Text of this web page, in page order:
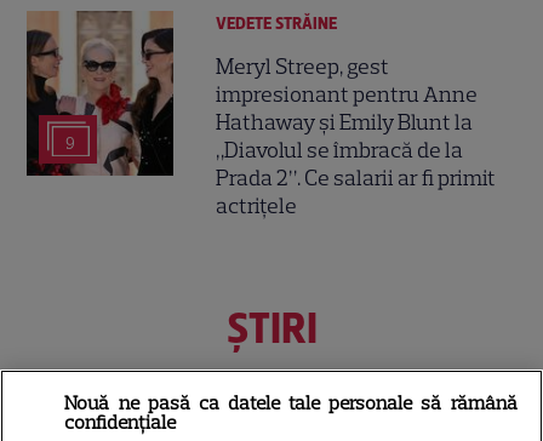
9
VEDETE STRĂINE
Meryl Streep, gest
impresionant pentru Anne
Hathaway și Emily Blunt la
„Diavolul se îmbracă de la
Prada 2”. Ce salarii ar fi primit
actrițele
ŞTIRI
Nouă ne pasă ca datele tale personale să rămână
confidențiale